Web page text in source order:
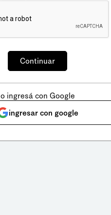
o ingresá con Google
ingresar con google